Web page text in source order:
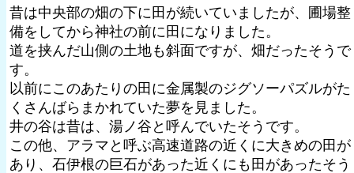
昔は中央部の畑の下に田が続いていましたが、圃場整
備をしてから神社の前に田になりました。
道を挟んだ山側の土地も斜面ですが、畑だったそうで
す。
以前にこのあたりの田に金属製のジグソーパズルがた
くさんばらまかれていた夢を見ました。
井の谷は昔は、湯ノ谷と呼んでいたそうです。
この他、アラマと呼ぶ高速道路の近くに大きめの田が
あり、石伊根の巨石があった近くにも田があったそう